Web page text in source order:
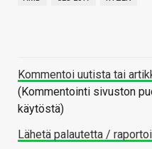
Kommentoi uutista tai
(Kommentointi sivuston
käytöstä)
Lähetä palautetta /